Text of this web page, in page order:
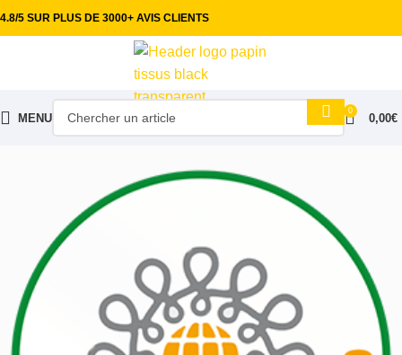
4.8/5 SUR PLUS DE 3000+ AVIS CLIENTS
MENU
0
0,00€